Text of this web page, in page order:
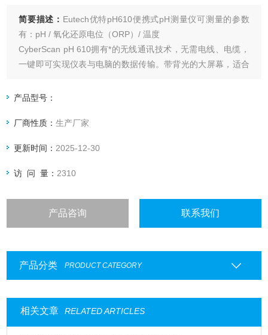
简要描述： Eutech优特pH610便携式pH测量仪可测量的参数
有：pH / 氧化还原电位（ORP）/ 温度
CyberScan pH 610拥有*的无线通讯技术，无需电线、电缆，
一键即可实现仪表与电脑的数据传输。带背光的大屏幕，适合
3位小数的pH。
产品型号：
厂商性质：生产厂家
更新时间： 2025-12-30
访 问 量： 2310
产品咨询 联系我们
产品分类 PRODUCT CATEGORY
相关文章 RELATED ARTICLES